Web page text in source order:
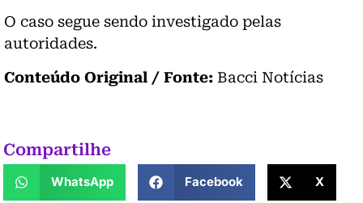
O caso segue sendo investigado pelas
autoridades.
Conteúdo Original / Fonte: Bacci Notícias
Compartilhe
WhatsApp Facebook X